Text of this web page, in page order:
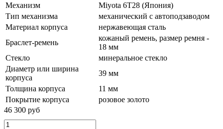
Механизм
Miyota 6T28 (Япония)
Тип механизма
механический с автоподзаводом
Материал корпуса
нержавеющая сталь
Браслет-ремень
кожаный ремень, размер ремня -
18 мм
Стекло
минеральное стекло
Диаметр или ширина
корпуса
39 мм
Толщина корпуса
11 мм
Покрытие корпуса
розовое золото
46 300 руб